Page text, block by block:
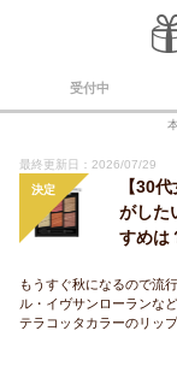
受付中
最終更新日：2026/07/29
決定
【30
がした
すめは
もうすぐ秋になるので流
ル・イヴサンローランな
テラコッタカラーのリッ